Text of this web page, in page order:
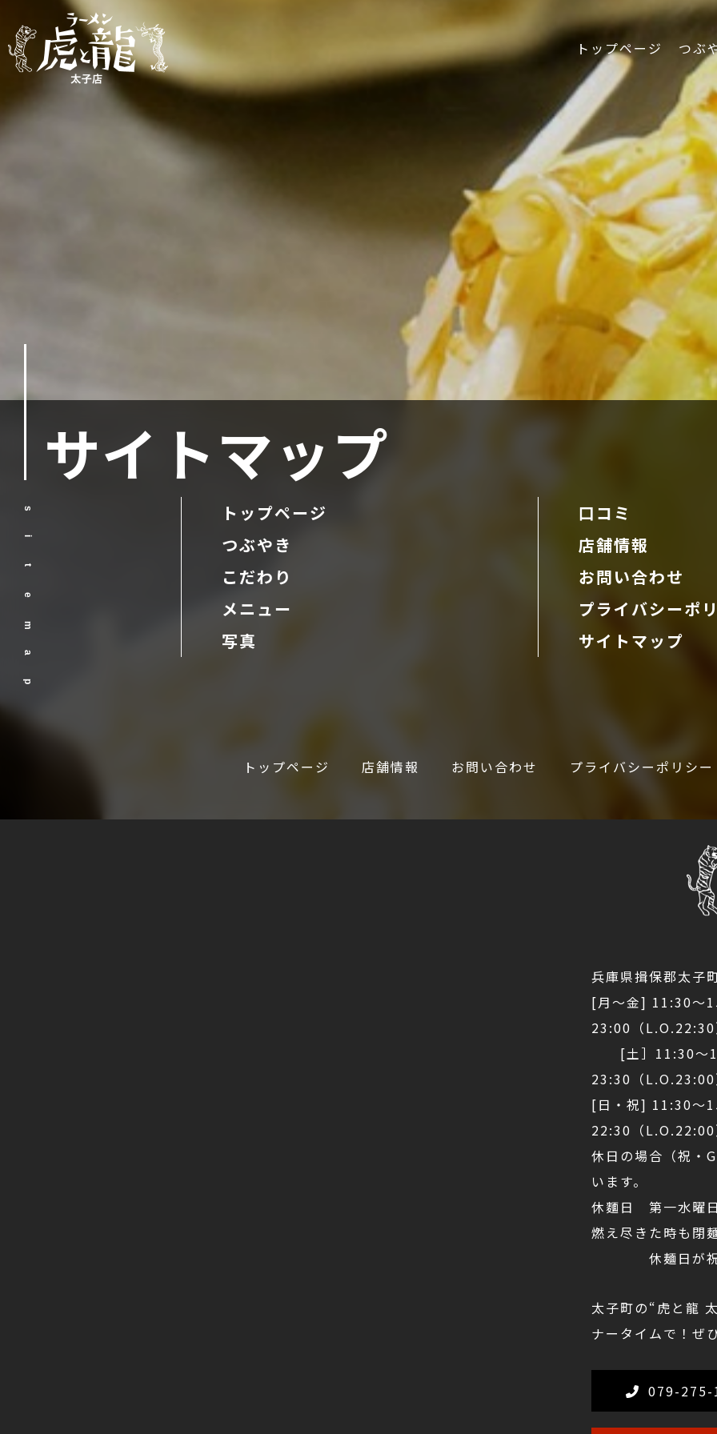
トップページ つぶ
サイトマップ
s
i
t
e
m
a
p
トップページ
つぶやき
こだわり
メニュー
写真
口コミ
店舗情報
お問い合わせ
プライバシーポ
サイトマップ
トップページ 店舗情報 お問い合わせ プライバシーポリシー
兵庫県揖保郡太子
[月～金] 11:30～
23:00（
[土］11:30～
23:30（
[日・祝] 11:30～
22:30（
休日の場合（祝・
います。
休麵日 第一水曜
燃え尽きた時も閉
休麺日が祝日
太子町の“虎と龍
ナータイムで！ぜ
079-275-